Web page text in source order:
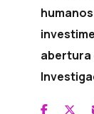
abertura